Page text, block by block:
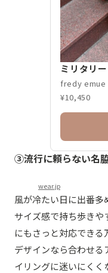
ミリタリ
fredy emue
¥10,450
③流行に頼らない名
wear.jp
風が冷たい日に出番
サイズ感で持ち歩きや
にもさっと対応でき
デザインなら合わせる
イリングに迷いにくく